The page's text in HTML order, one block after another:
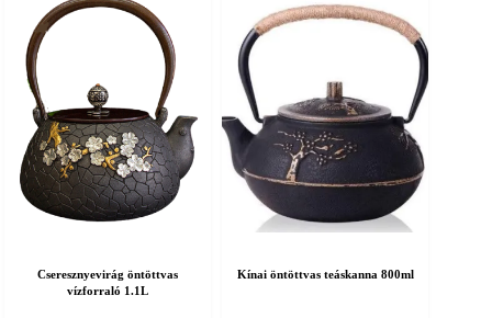
Cseresznyevirág öntöttvas
vízforraló 1.1L
Kínai öntöttvas teáskanna 800ml